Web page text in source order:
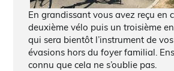
En grandissant vous avez reçu en
deuxième vélo puis un troisième
qui sera bientôt l’instrument de
évasions hors du foyer familial.
connu que cela ne s’oublie pas.